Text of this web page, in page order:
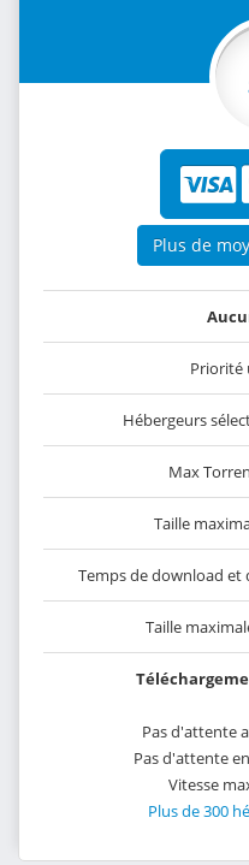
Plus de
Priorité
Hébergeurs
Max
Taille
Temps de download et
Taille
Pas d'attente
Pas d'attente
Vitesse
Plus de 300